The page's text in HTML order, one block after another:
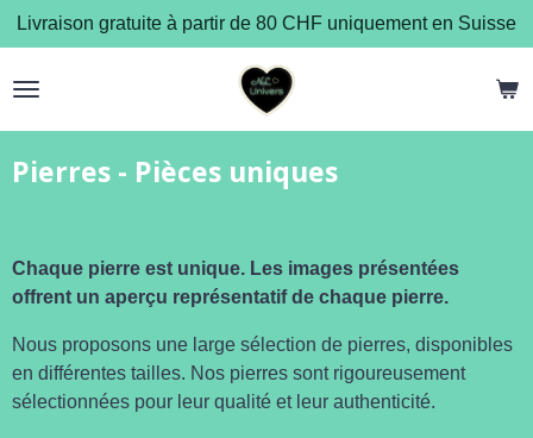
Passer
au
contenu
Livraison gratuite à partir de 80 CHF uniquement en Suisse
Pierres - Pièces uniques
Chaque pierre est unique. Les images présentées
offrent un aperçu représentatif de chaque pierre.
Nous proposons une large sélection de pierres, disponibles
en différentes tailles. Nos pierres sont rigoureusement
sélectionnées pour leur qualité et leur authenticité.